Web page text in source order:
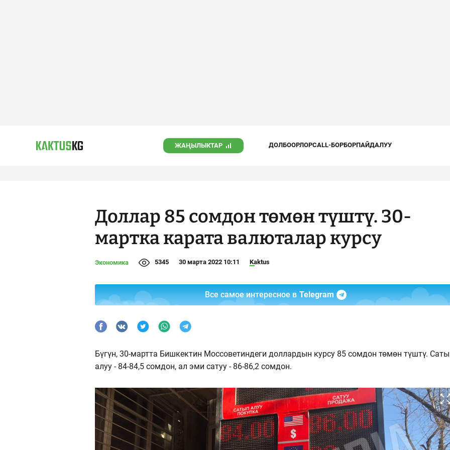
ЖАҢЫЛЫКТАР ДОЛБООРЛОРCALL-БОРБОРПАЙДАЛУУ
Доллар 85 сомдон төмөн түштү. 30-
мартка карата валюталар курсу
Экономика 5345 30 марта 2022 10:11 Kaktus
Все самое интересное в Telegram
Бүгүн, 30-мартта Бишкектин Моссоветиндеги доллардын курсу 85 сомдон төмөн түштү.
алуу - 84-84,5 сомдон, ал эми сатуу - 86-86,2 сомдон.